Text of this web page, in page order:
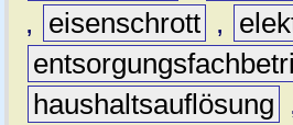
,
eisenschrott ,
haushaltsauflösung